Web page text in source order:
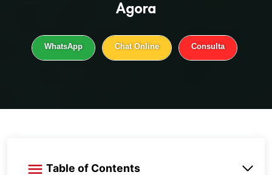
Agora
WhatsApp Chat Online Consulta
Table of Contents